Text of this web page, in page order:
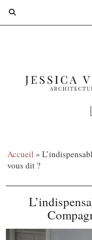
Accueil »
vous dit ?